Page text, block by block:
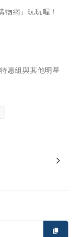
網」玩玩喔！
惠組與其他明星